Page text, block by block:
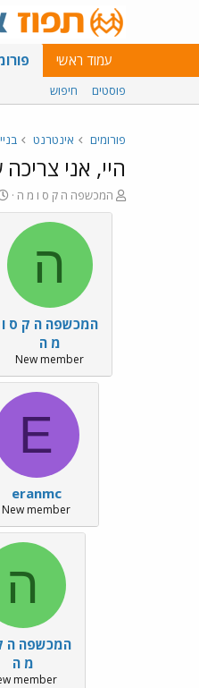
עמוד ראשי
פוסטים חיפוש
פורומים אינטרנט
היי, אני
פ
ו
המכשפה ה ק ס ו מ ה
ה
המכשפה ה ק ס ו
מ ה
New member
E
eranmc
New member
ה
המכשפה ה
מ ה
member